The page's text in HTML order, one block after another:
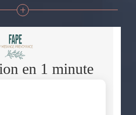
afin de prendre vos décisions
protéger vos proches.